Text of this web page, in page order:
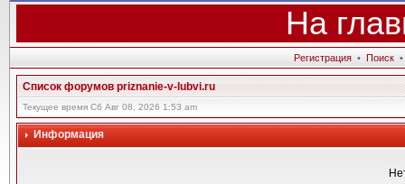
На
Регистрация • Поиск •
Список форумов priznanie-v-lubvi.ru
Текущее время Сб Авг 08, 2026 1:53 am
Информация